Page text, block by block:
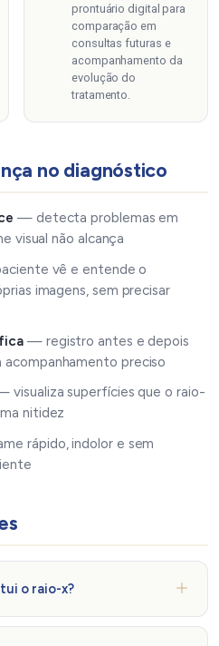
prontuário digital para
comparação em
consultas futuras e
acompanhamento da
evolução do
tratamento.
no diagnóstico
— detecta problemas em
visual não alcança
vê e entende o
imagens, sem precisar
— registro antes e depois
preciso
visualiza superfícies que o raio-
nitidez
rápido, indolor e sem
o raio-x?
A câmera intraoral mostra